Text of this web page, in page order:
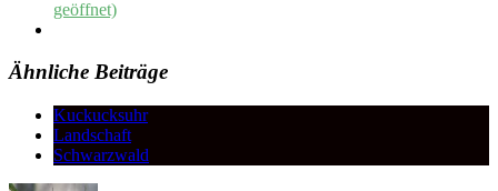
geöffnet)
Ähnliche Beiträge
Kuckucksuhr
Landschaft
Schwarzwald